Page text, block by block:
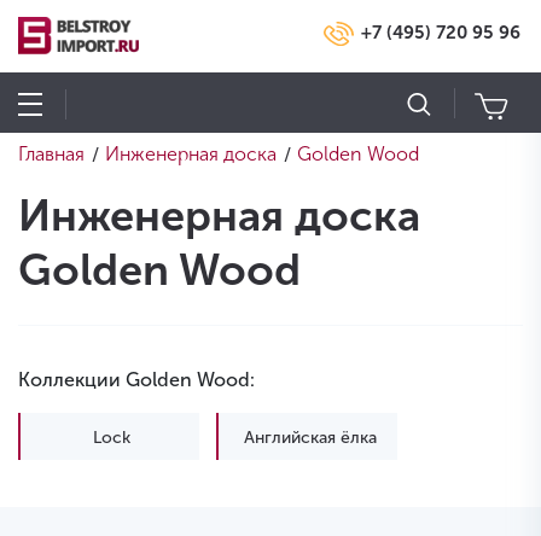
+7 (495) 720 95 96
Главная / Инженерная доска / Golden Wood
Инженерная доска
Golden Wood
Коллекции Golden Wood:
Lock Английская ёлка